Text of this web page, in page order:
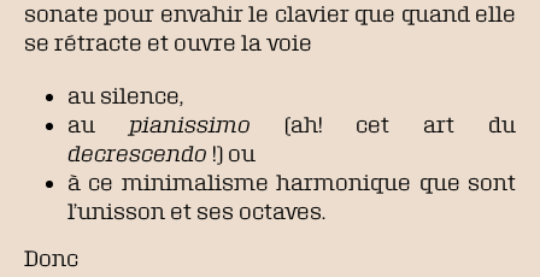
sonate pour envahir le clavier que quand elle
se rétracte et ouvre la voie
au silence,
au pianissimo (ah! cet art du
decrescendo !) ou
à ce minimalisme harmonique que sont
l’unisson et ses octaves.
Donc